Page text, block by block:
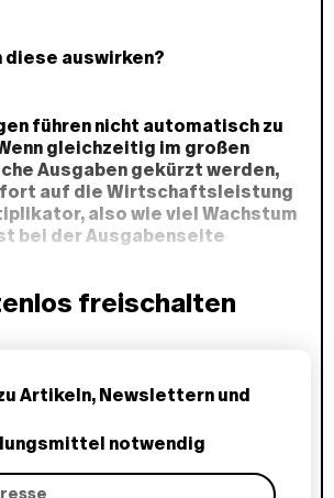
diese auswirken?
führen nicht automatisch zu
gleichzeitig im großen
Ausgaben gekürzt werden,
auf die Wirtschaftsleistung
also wie viel Wachstum
bei der Ausgabenseite
gekürzt wird, könnte der Effekt
freischalten
Artikeln, Newslettern und
notwendig